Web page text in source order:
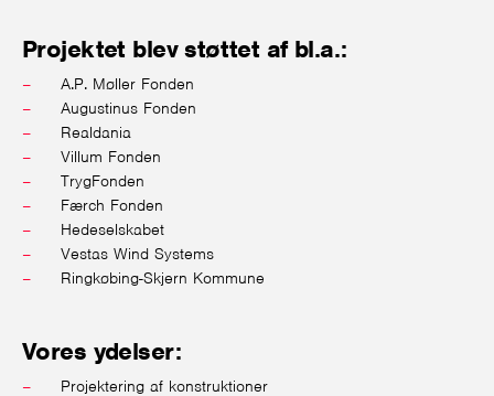
Projektet blev støttet af bl.a.:
A.P. Møller Fonden
Augustinus Fonden
Realdania
Villum Fonden
TrygFonden
Færch Fonden
Hedeselskabet
Vestas Wind Systems
Ringkøbing-Skjern Kommune
Vores ydelser:
Projektering af konstruktioner